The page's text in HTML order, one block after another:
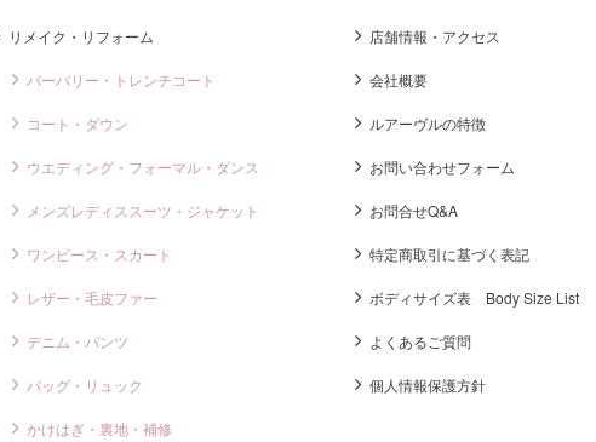
リメイク・リフォーム
バーバリー・トレンチコート
コート・ダウン
ウエディング・フォーマル・ダンス
メンズレディススーツ・ジャケット
ワンピース・スカート
レザー・毛皮ファー
デニム・パンツ
バッグ・リュック
かけはぎ・裏地・補修
店舗情報・アクセス
会社概要
ルアーヴルの特徴
お問い合わせフォーム
お問合せQ&A
特定商取引に基づく表記
ボディサイズ表 Body Size List
よくあるご質問
個人情報保護方針